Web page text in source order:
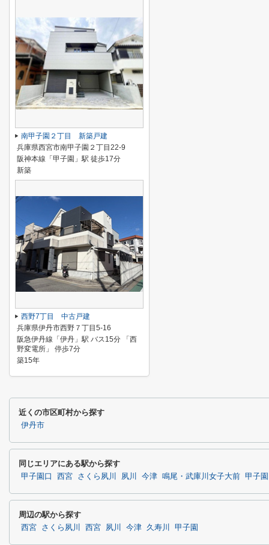
南甲子園２丁目 新築戸建
兵庫県西宮市南甲子園２丁目22-9
阪神本線「甲子園」駅 徒歩17分
新築
西野7丁目 中古戸建
兵庫県伊丹市西野７丁目5-16
阪急伊丹線「伊丹」駅 バス15分 「西
野変電所」 停歩7分
築15年
近くの市区町村から探す
伊丹市
同じエリアにある駅から探す
甲子園口 西宮 さくら夙川 夙川 今津 鳴尾・武庫川女子大前 甲子園
周辺の駅から探す
西宮 さくら夙川 西宮 夙川 今津 久寿川 甲子園